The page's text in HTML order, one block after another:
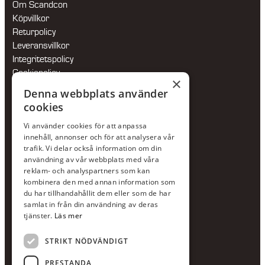
Om Scandcon
Köpvillkor
Returpolicy
Leveransvillkor
Integritetspolicy
Cookiepolicy
Jour:073-36 88 87 0
Växel:020-120 29 00
E-post:info@scandcon.se
BESÖKSADRESS
Backagårdsgatan 9
511 57 Kinna
UPPGIFTER
Orgnummer
×
Denna webbplats använder
cookies
Vi använder cookies för att anpassa
innehåll, annonser och för att analysera vår
trafik. Vi delar också information om din
användning av vår webbplats med våra
reklam- och analyspartners som kan
kombinera den med annan information som
du har tillhandahållit dem eller som de har
samlat in från din användning av deras
tjänster. Läs mer
STRIKT NÖDVÄNDIGT
PRESTANDA